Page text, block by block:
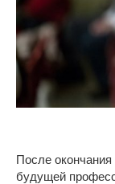
После
будущей